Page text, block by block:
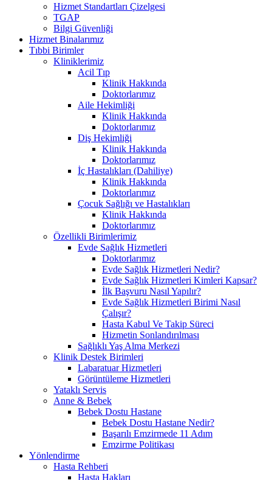
Hizmet Standartları Çizelgesi
TGAP
Bilgi Güvenliği
Hizmet Binalarımız
Tıbbi Birimler
Kliniklerimiz
Acil Tıp
Klinik Hakkında
Doktorlarımız
Aile Hekimliği
Klinik Hakkında
Doktorlarımız
Diş Hekimliği
Klinik Hakkında
Doktorlarımız
İç Hastalıkları (Dahiliye)
Klinik Hakkında
Doktorlarımız
Çocuk Sağlığı ve Hastalıkları
Klinik Hakkında
Doktorlarımız
Özellikli Birimlerimiz
Evde Sağlık Hizmetleri
Doktorlarımız
Evde Sağlık Hizmetleri Nedir?
Evde Sağlık Hizmetleri Kimleri Kapsar?
İlk Başvuru Nasıl Yapılır?
Evde Sağlık Hizmetleri Birimi Nasıl
Çalışır?
Hasta Kabul Ve Takip Süreci
Hizmetin Sonlandırılması
Sağlıklı Yaş Alma Merkezi
Klinik Destek Birimleri
Labaratuar Hizmetleri
Görüntüleme Hizmetleri
Yataklı Servis
Anne & Bebek
Bebek Dostu Hastane
Bebek Dostu Hastane Nedir?
Başarılı Emzirmede 11 Adım
Emzirme Politikası
Yönlendirme
Hasta Rehberi
Hasta Hakları